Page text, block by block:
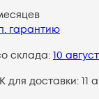
гарантию
склада: 10
для доставки: 11